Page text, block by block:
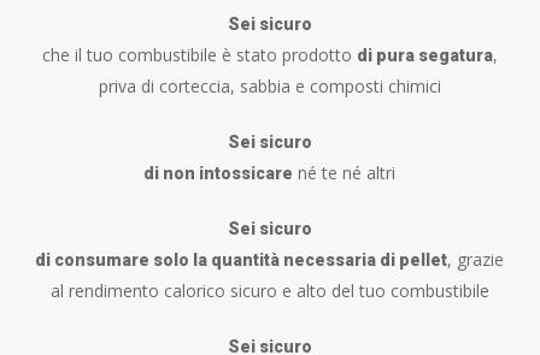
Sei sicuro
che il tuo combustibile è stato prodotto di pura segatura,
priva di corteccia, sabbia e composti chimici
Sei sicuro
di non intossicare né te né altri
Sei sicuro
di consumare solo la quantità necessaria di pellet, grazie
al rendimento calorico sicuro e alto del tuo combustibile
Sei sicuro